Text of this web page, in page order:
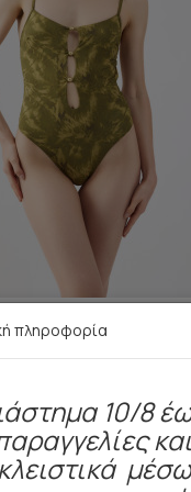
Μαγιό με Cut-
πληροφορία
10/8